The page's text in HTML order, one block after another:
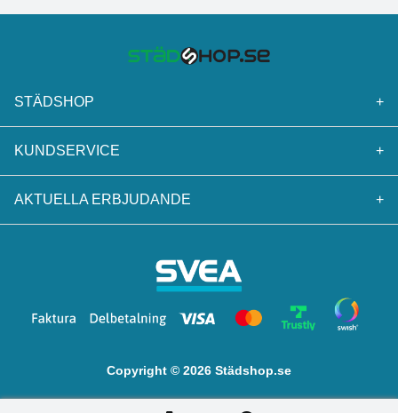
STÄDSHOP +
KUNDSERVICE +
AKTUELLA ERBJUDANDE +
Copyright © 2026 Städshop.se